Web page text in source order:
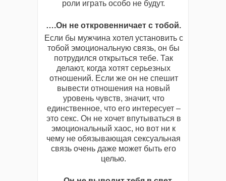
роли играть особо не будут.
….Он не откровенничает с тобой.
Если бы мужчина хотел установить с
тобой эмоциональную связь, он бы
потрудился открыться тебе. Так
делают, когда хотят серьезных
отношений. Если же он не спешит
вывести отношения на новый
уровень чувств, значит, что
единственное, что его интересует –
это cекс. Он не хочет впутываться в
эмоциональный хаос, но вот ни к
чему не обязывающая cексуальная
связь очень даже может быть его
целью.